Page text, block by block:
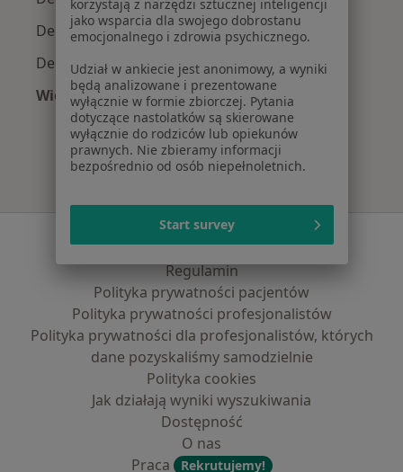
Dermatolodzy z NFZ w Katowicach
Dermatolodzy z Medica Polska w Katowicach
Więcej (13)
Więcej w kategorii: Najpopularniejsze
Regulamin
Polityka prywatności pacjentów
Polityka prywatności profesjonalistów
Polityka prywatności dla profesjonalistów, których
dane pozyskaliśmy samodzielnie
Polityka cookies
Jak działają wyniki wyszukiwania
Dostępność
O nas
Praca
Rekrutujemy!
korzystają z narzędzi sztucznej inteligencji
jako wsparcia dla swojego dobrostanu
emocjonalnego i zdrowia psychicznego.
Udział w ankiecie jest anonimowy, a wyniki
będą analizowane i prezentowane
wyłącznie w formie zbiorczej. Pytania
dotyczące nastolatków są skierowane
wyłącznie do rodziców lub opiekunów
prawnych. Nie zbieramy informacji
bezpośrednio od osób niepełnoletnich.
Start survey